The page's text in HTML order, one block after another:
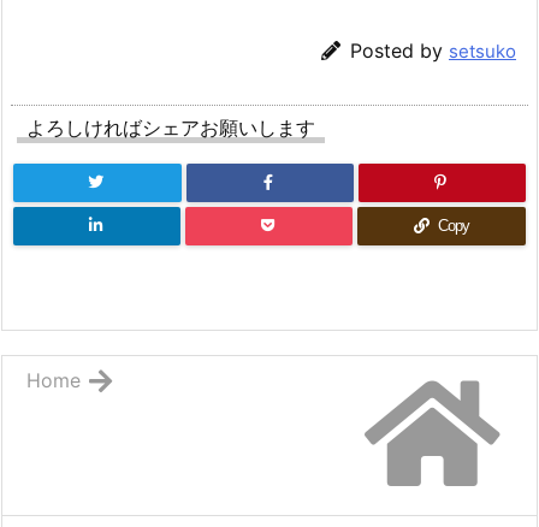
Posted by setsuko
よろしければシェアお願いします
Copy
Home